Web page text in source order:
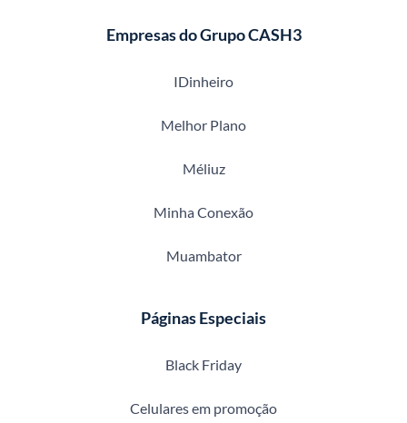
Empresas do Grupo CASH3
IDinheiro
Melhor Plano
Méliuz
Minha Conexão
Muambator
Páginas Especiais
Black Friday
Celulares em promoção